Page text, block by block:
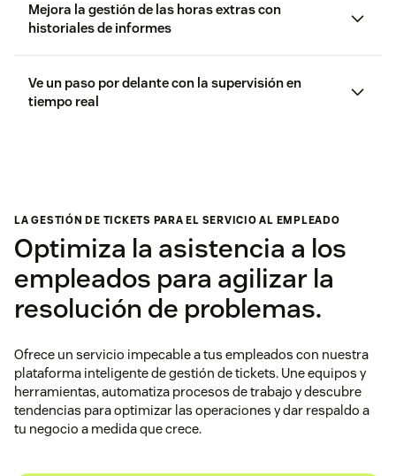
herramientas favoritas
Mejora la gestión de las horas extras con
historiales de informes
Ve un paso por delante con la supervisión en
tiempo real
LA GESTIÓN DE TICKETS PARA EL SERVICIO AL EMPLEADO
Optimiza la asistencia a los
empleados para agilizar la
resolución de problemas.
Ofrece un servicio impecable a tus empleados con nuestra
plataforma inteligente de gestión de tickets. Une equipos y
herramientas, automatiza procesos de trabajo y descubre
tendencias para optimizar las operaciones y dar respaldo a
tu negocio a medida que crece.